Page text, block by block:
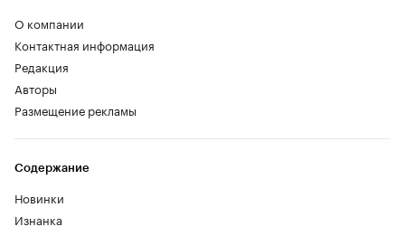
О компании
Контактная информация
Редакция
Авторы
Размещение рекламы
Содержание
Новинки
Изнанка